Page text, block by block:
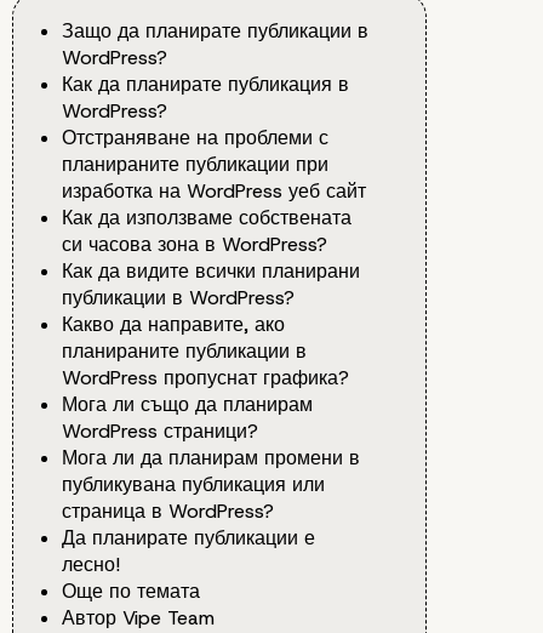
Защо да планирате публикации в
WordPress?
Как да планирате публикация в
WordPress?
Отстраняване на проблеми с
планираните публикации при
изработка на WordPress уеб сайт
Как да използваме собствената
си часова зона в WordPress?
Как да видите всички планирани
публикации в WordPress?
Какво да направите, ако
планираните публикации в
WordPress пропуснат графика?
Мога ли също да планирам
WordPress страници?
Мога ли да планирам промени в
публикувана публикация или
страница в WordPress?
Да планирате публикации е
лесно!
Още по темата
Автор Vipe Team